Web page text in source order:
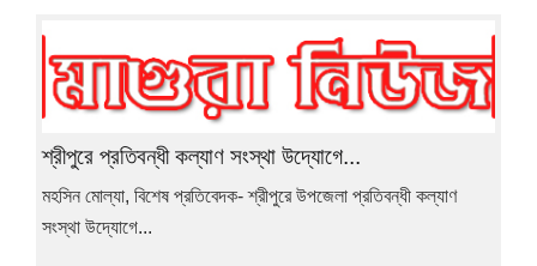
শ্রীপুরে প্রতিবন্ধী কল্যাণ সংস্থা উদ্যোগে...
মহসিন মোল্যা, বিশেষ প্রতিবেদক- শ্রীপুরে উপজেলা প্রতিবন্ধী কল্যাণ
সংস্থা উদ্যোগে...